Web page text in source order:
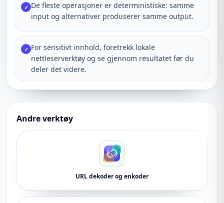
✓ De fleste operasjoner er deterministiske: samme
input og alternativer produserer samme output.
✓ For sensitivt innhold, foretrekk lokale
nettleserverktøy og se gjennom resultatet før du
deler det videre.
Andre verktøy
URL dekoder og enkoder